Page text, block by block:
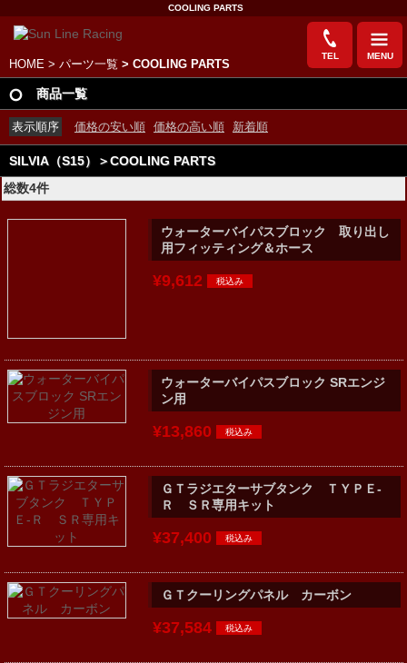
COOLING PARTS
TEL MENU
HOME > パーツ一覧 > COOLING PARTS
商品一覧
表示順序 価格の安い順 価格の高い順 新着順
SILVIA（S15）＞COOLING PARTS
総数4件
ウォーターバイパスブロック 取り出し
用フィッティング＆ホース
¥9,612
ウォーターバイパスブロック SRエンジ
ン用
¥13,860
ＧＴラジエターサブタンク ＴＹＰＥ-
Ｒ ＳＲ専用キット
¥37,400
ＧＴクーリングパネル カーボン
¥37,584